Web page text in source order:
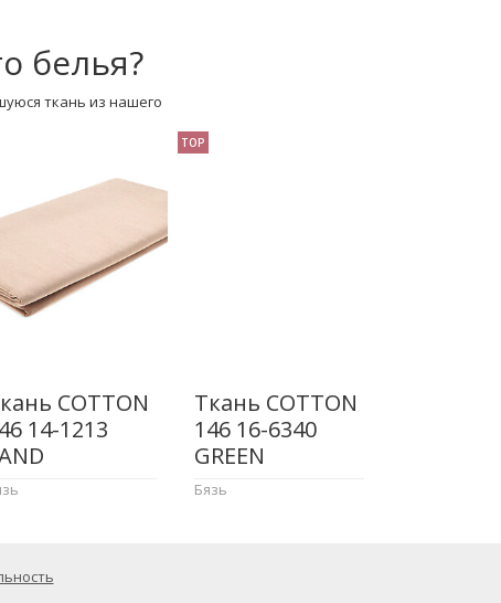
белья?
ткань из нашего
COTTON
14-1213
TOP
Ткань COTTON
146 16-6340
GREEN
Бязь